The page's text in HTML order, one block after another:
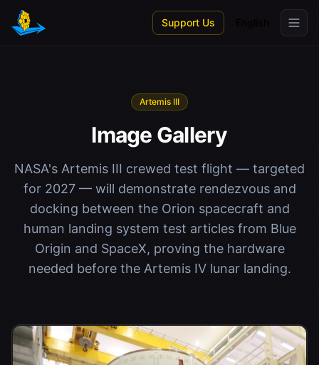
Skip to main content
Support Us
Artemis III
Image Gallery
NASA's Artemis III crewed test flight — targeted
for 2027 — will demonstrate rendezvous and
docking between the Orion spacecraft and
human landing system test articles from Blue
Origin and SpaceX, proving the hardware
needed before the Artemis IV lunar landing.